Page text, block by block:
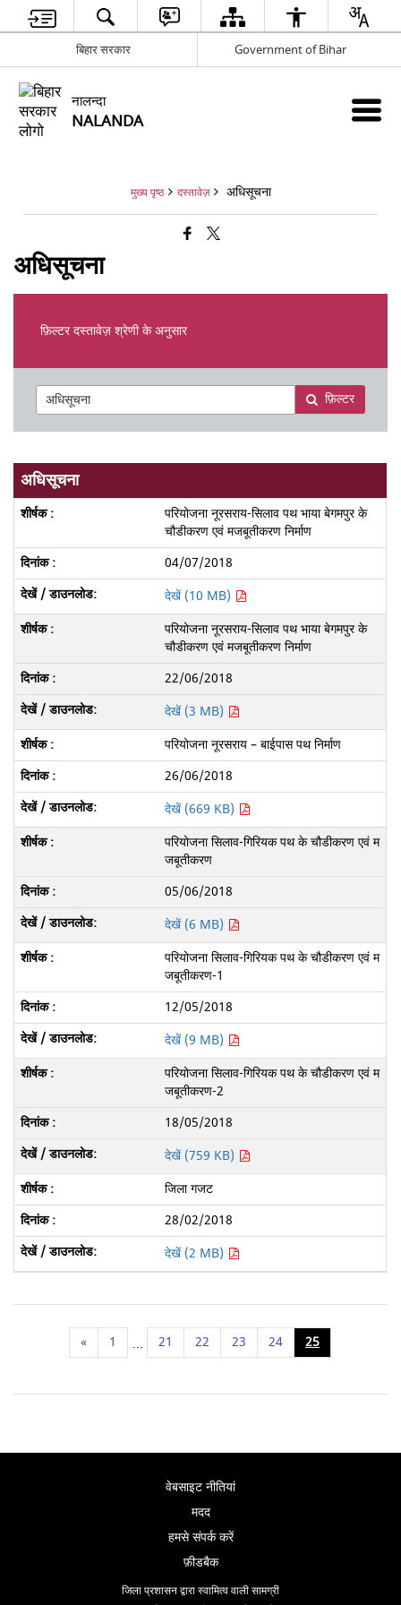
बिहार सरकार Government of Bihar
नालन्दा
NALANDA
मुख्य पृष्ठ दस्तावेज़ अधिसूचना
अधिसूचना
फ़िल्टर दस्तावेज़ श्रेणी के अनुसार
फ़िल्टर
अधिसूचना
परियोजना नूरसराय-सिलाव पथ भाया बेगमपुर के
चौडीकरण एवं मजबूतीकरण निर्माण
04/07/2018
देखें (10 MB)
परियोजना नूरसराय-सिलाव पथ भाया बेगमपुर के
चौडीकरण एवं मजबूतीकरण निर्माण
22/06/2018
देखें (3 MB)
परियोजना नूरसराय – बाईपास पथ निर्माण
26/06/2018
देखें (669 KB)
परियोजना सिलाव-गिरियक पथ के चौडीकरण एवं म
जबूतीकरण
05/06/2018
देखें (6 MB)
परियोजना सिलाव-गिरियक पथ के चौडीकरण एवं म
जबूतीकरण-1
12/05/2018
देखें (9 MB)
परियोजना सिलाव-गिरियक पथ के चौडीकरण एवं म
जबूतीकरण-2
18/05/2018
देखें (759 KB)
जिला गजट
28/02/2018
देखें (2 MB)
« 1 ... 21 22 23 24 25
वेबसाइट नीतियां
मदद
हमसे संपर्क करें
फ़ीडबैक
जिला प्रशासन द्वारा स्वामित्व वाली सामग्री